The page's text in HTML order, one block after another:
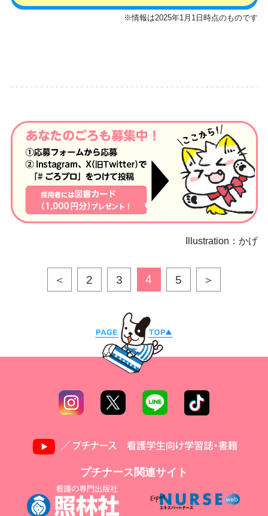
※情報は2025年1月1日時点のものです
Illustration：かげ
＜ 2 3 4 5 ＞
プチナース関連サイト